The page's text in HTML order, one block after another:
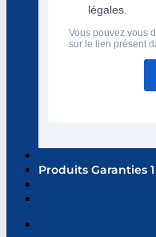
légales.
Vous pouvez vous
sur le lien présent
Produits Garanties